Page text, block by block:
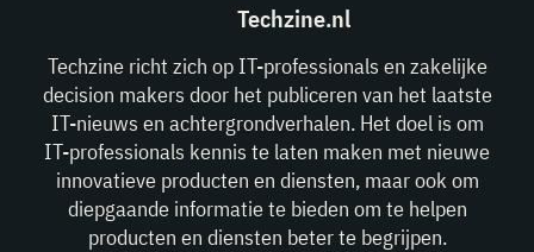
Techzine.nl
Techzine richt zich op IT-professionals en zakelijke
decision makers door het publiceren van het laatste
IT-nieuws en achtergrondverhalen. Het doel is om
IT-professionals kennis te laten maken met nieuwe
innovatieve producten en diensten, maar ook om
diepgaande informatie te bieden om te helpen
producten en diensten beter te begrijpen.